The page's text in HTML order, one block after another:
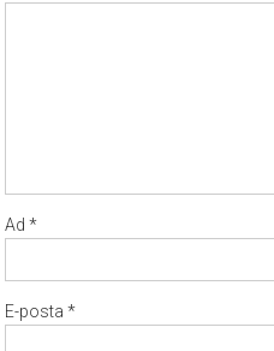
Ad*
E-posta*